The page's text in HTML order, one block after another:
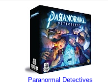
Paranormal Detectives